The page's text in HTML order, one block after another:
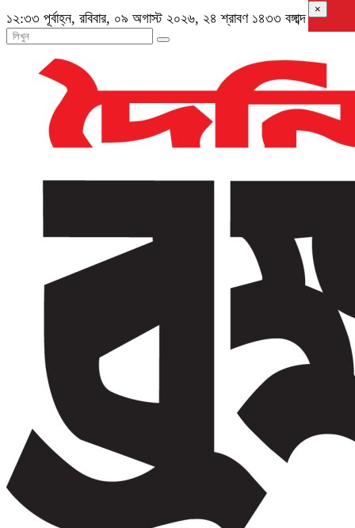
১২:৩৩ পূর্বাহ্ন, রবিবার, ০৯ অগাস্ট ২০২৬, ২৪ শ্রাবণ ১৪৩৩ বঙ্গাব্দ
×